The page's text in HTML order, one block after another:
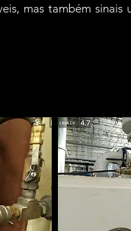
mas também sinais